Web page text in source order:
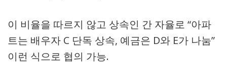
이 비율을 따르지 않고 상속인 간 자율로 “아파
트는 배우자 C 단독 상속, 예금은 D와 E가 나눔”
이런 식으로 협의 가능.